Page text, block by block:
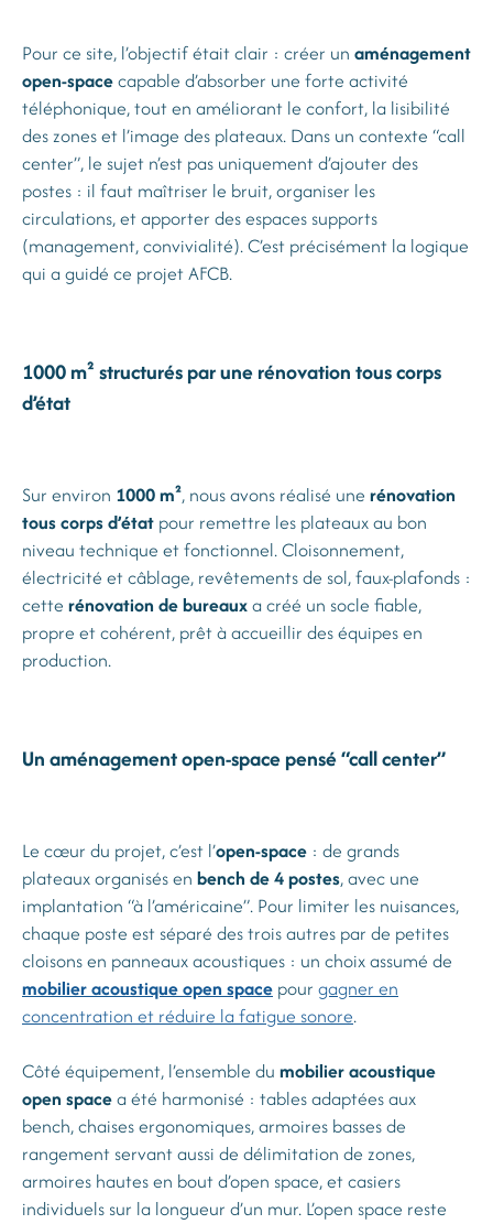
Pour ce site, l’objectif était clair : créer un aménagement
open-spacecapable d’absorber une forte activité
téléphonique, tout en améliorant le confort, la lisibilité
des zones et l’image des plateaux. Dans un contexte “call
center”, le sujet n’est pas uniquement d’ajouter des
postes : il faut maîtriser le bruit, organiser les
circulations, et apporter des espaces supports
(management, convivialité). C’est précisément la logique
qui a guidé ce projet AFCB.
1000 m² structurés par unerénovation tous corps
d’état
Sur environ 1000 m², nous avons réalisé une rénovation
tous corps d’état pour remettre les plateaux au bon
niveau technique et fonctionnel. Cloisonnement,
électricité et câblage, revêtements de sol, faux-plafonds :
cette rénovation de bureauxa créé un socle fiable,
propre et cohérent, prêt à accueillir des équipes en
production.
Un aménagement open-space pensé “call center”
Le cœur du projet, c’est l’open-space : de grands
plateaux organisés en bench de 4 postes, avec une
implantation “à l’américaine”. Pour limiter les nuisances,
chaque poste est séparé des trois autres par de petites
cloisons en panneaux acoustiques : un choix assumé de
mobilier acoustique open space pour gagner en
concentration et réduire la fatigue sonore.
Côté équipement, l’ensemble du mobilier acoustique
open spacea été harmonisé : tables adaptées aux
bench, chaises ergonomiques, armoires basses de
rangement servant aussi de délimitation de zones,
armoires hautes en bout d’open space, et casiers
individuels sur la longueur d’un mur. L’open space reste